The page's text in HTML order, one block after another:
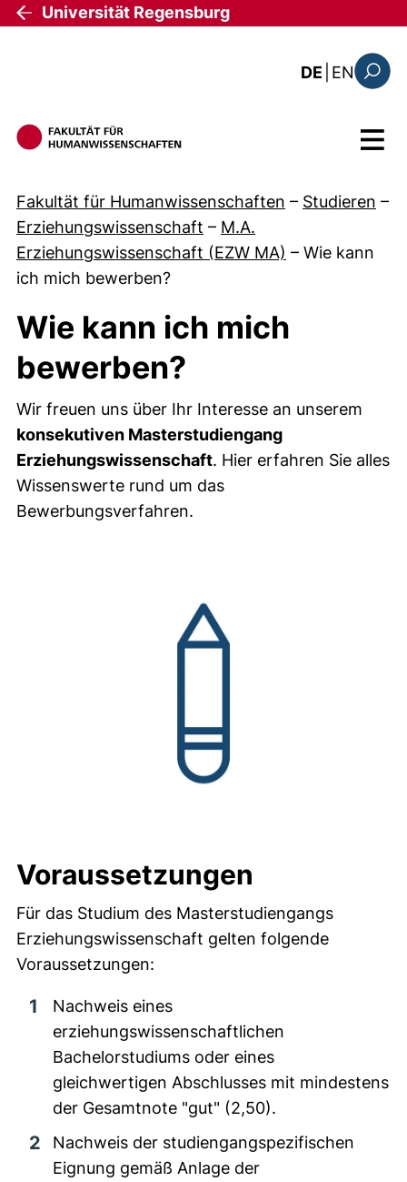
Direkt zum Inhalt
Universität Regensburg
DE EN: this
Menü
Fakultät für Humanwissenschaften – Studieren –
Erziehungswissenschaft – M.A.
Erziehungswissenschaft (EZW MA) – Wie kann
ich mich bewerben?
Wie kann ich mich
bewerben?
Wir freuen uns über Ihr Interesse an unserem
konsekutiven Masterstudiengang
Erziehungswissenschaft. Hier erfahren Sie alles
Wissenswerte rund um das
Bewerbungsverfahren.
Voraussetzungen
Für das Studium des Masterstudiengangs
Erziehungswissenschaft gelten folgende
Voraussetzungen:
Nachweis eines
erziehungswissenschaftlichen
Bachelorstudiums oder eines
gleichwertigen Abschlusses mit mindestens
der Gesamtnote "gut" (2,50).
Nachweis der studiengangspezifischen
Eignung gemäß Anlage der